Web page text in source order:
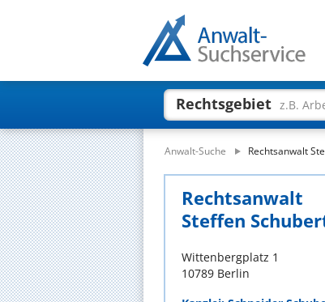
Rechtsgebiet z.B.
Anwalt-Suche Rechtsanwalt
Rechtsanwalt
Steffen
Wittenbergplatz 1
10789 Berlin